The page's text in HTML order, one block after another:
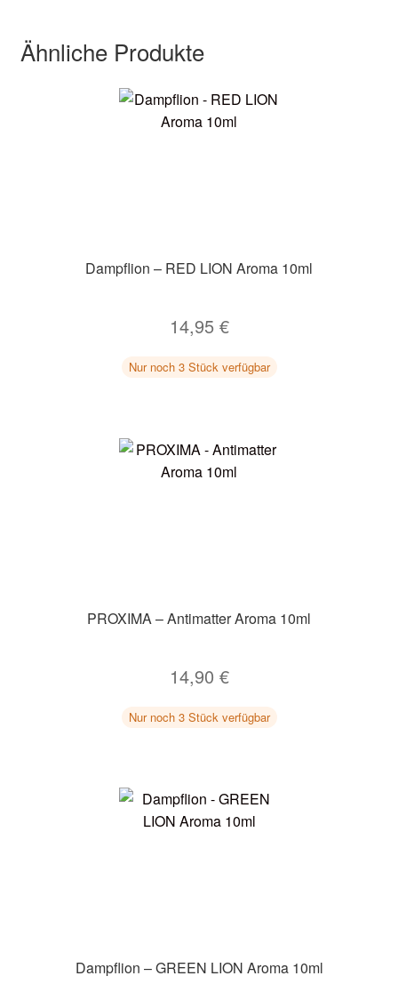
Ähnliche Produkte
Dampflion – RED LION Aroma 10ml
14,95 €
Nur noch 3 Stück verfügbar
PROXIMA – Antimatter Aroma 10ml
14,90 €
Nur noch 3 Stück verfügbar
Dampflion – GREEN LION Aroma 10ml